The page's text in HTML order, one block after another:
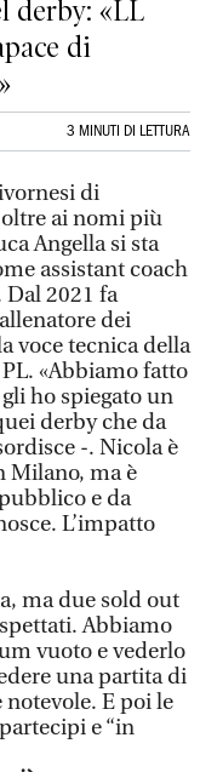
derby: «LL
di
3 MINUTI DI LETTURA
di
oltre ai nomi più
Angella si sta
assistant coach
2021 fa
dei
voce tecnica della
«Abbiamo fatto
ho spiegato un
derby che da
-. Nicola è
Milano, ma è
e da
L’impatto
ma due sold out
Abbiamo
vuoto e vederlo
una partita di
notevole. E poi le
e “in